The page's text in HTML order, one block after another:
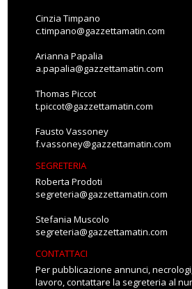
Cinzia Timpano
c.timpano@gazzettamatin.com
Arianna Papalia
a.papalia@gazzettamatin.com
Thomas Piccot
t.piccot@gazzettamatin.com
Fausto Vassoney
f.vassoney@gazzettamatin.com
SEGRETERIA
Roberta Prodoti
segreteria@gazzettamatin.com
Stefania Muscolo
segreteria@gazzettamatin.com
CONTATTACI
Per pubblicazione annunci,
lavoro, contattare la segreteria al